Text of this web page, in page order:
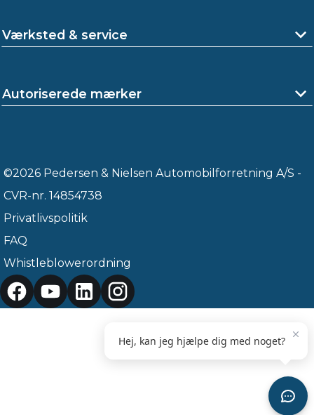
Værksted & service
Autoriserede mærker
©2026 Pedersen & Nielsen Automobilforretning A/S -
CVR-nr. 14854738
Privatlivspolitik
FAQ
Whistleblowerordning